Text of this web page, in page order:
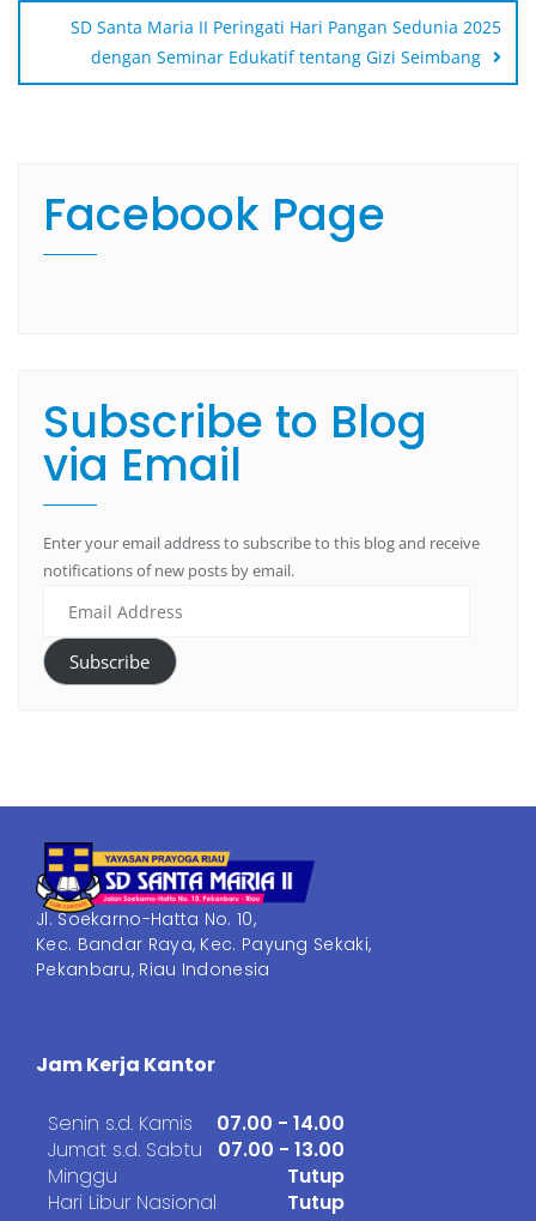
SD Santa Maria II Peringati Hari Pangan Sedunia 2025
dengan Seminar Edukatif tentang Gizi Seimbang
Facebook Page
Subscribe to Blog
via Email
Enter your email address to subscribe to this blog and receive
notifications of new posts by email.
Subscribe
Jl. Soekarno-Hatta No. 10,
Kec. Bandar Raya, Kec. Payung Sekaki,
Pekanbaru, Riau Indonesia
Jam Kerja Kantor
Senin s.d. Kamis
Jumat s.d. Sabtu
Minggu
Hari Libur Nasional
07.00 - 14.00
07.00 - 13.00
Tutup
Tutup